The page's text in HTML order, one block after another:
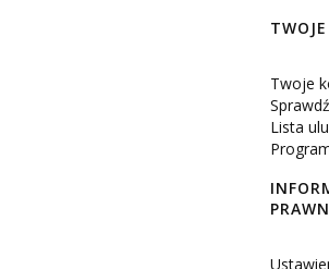
Twoje
Lista